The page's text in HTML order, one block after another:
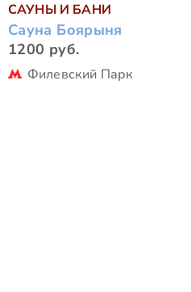
САУНЫ И БАНИ
Сауна Боярыня
1200 руб.
Филевский Парк